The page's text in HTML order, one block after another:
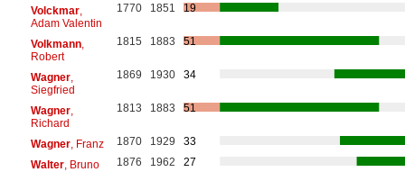
Volckmar,
Adam Valentin
1770 1851 19
Volkmann,
Robert
1815 1883 51
Wagner,
Siegfried
1869 1930 34
Wagner,
Richard
1813 1883 51
Wagner, Franz 1870 1929
33
Walter, Bruno 1876 1962
27